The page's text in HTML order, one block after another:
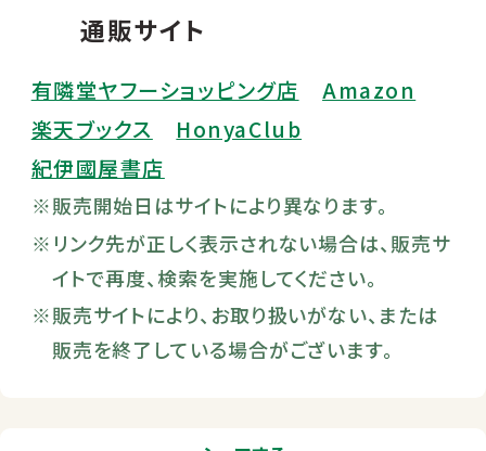
通販サイト
有隣堂ヤフーショッピング店
Amazon
楽天ブックス
HonyaClub
紀伊國屋書店
販売開始日はサイトにより異なります。
リンク先が正しく表示されない場合は、販売サ
イトで再度、検索を実施してください。
販売サイトにより、お取り扱いがない、または
販売を終了している場合がございます。